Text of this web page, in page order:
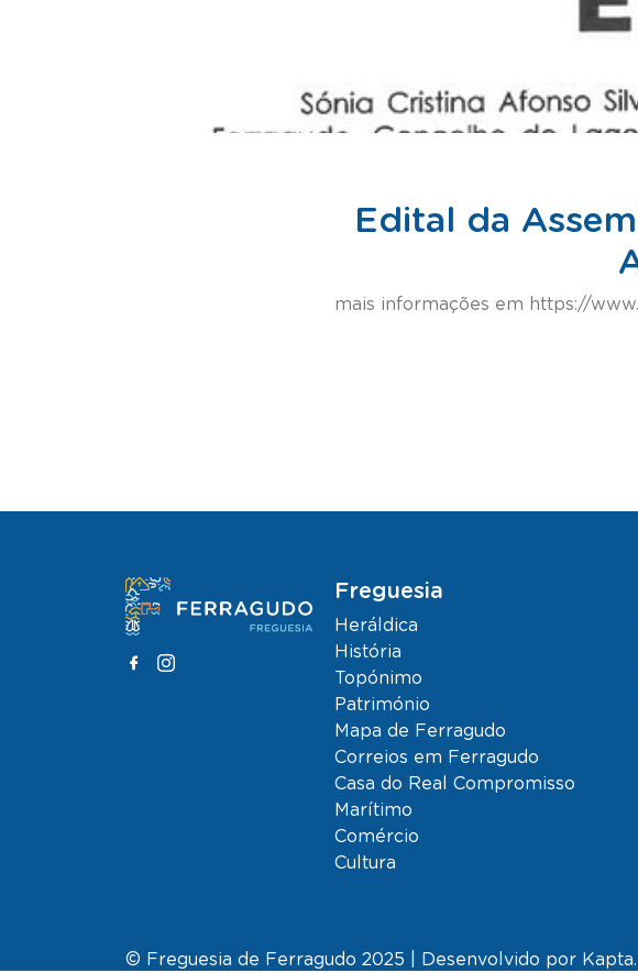
Edital da
mais informações em https://
Freguesia
Heráldica
História
Topónimo
Património
Mapa de Ferragudo
Correios em Ferragudo
Casa do Real Compromisso
Marítimo
Comércio
Cultura
© Freguesia de Ferragudo 2025 | Desenvolvido por Kapta.